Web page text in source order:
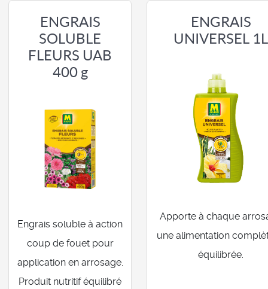
ENGRAIS
SOLUBLE
FLEURS UAB
400 g
Engrais soluble à action
coup de fouet pour
application en arrosage.
Produit nutritif équilibré
ENGRAIS
UNIVERSEL 1L
Apporte à chaque
une alimentation
équilibrée.